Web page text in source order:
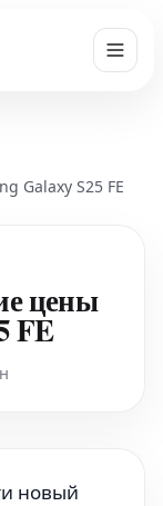
Galaxy S25 FE
цены
FE
новый